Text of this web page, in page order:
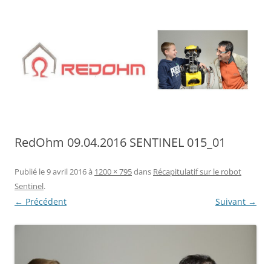
RedOhm 09.04.2016 SENTINEL 015_01
Publié le9 avril 2016à 1200 × 795dans Récapitulatif sur le robot
Sentinel.
← Précédent Suivant →